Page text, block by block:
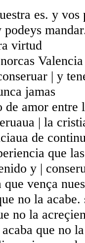
es. y
podeys
virtud
| y
jamas
amor entre
| la
de
que
y |
vença
no la
no la
que no